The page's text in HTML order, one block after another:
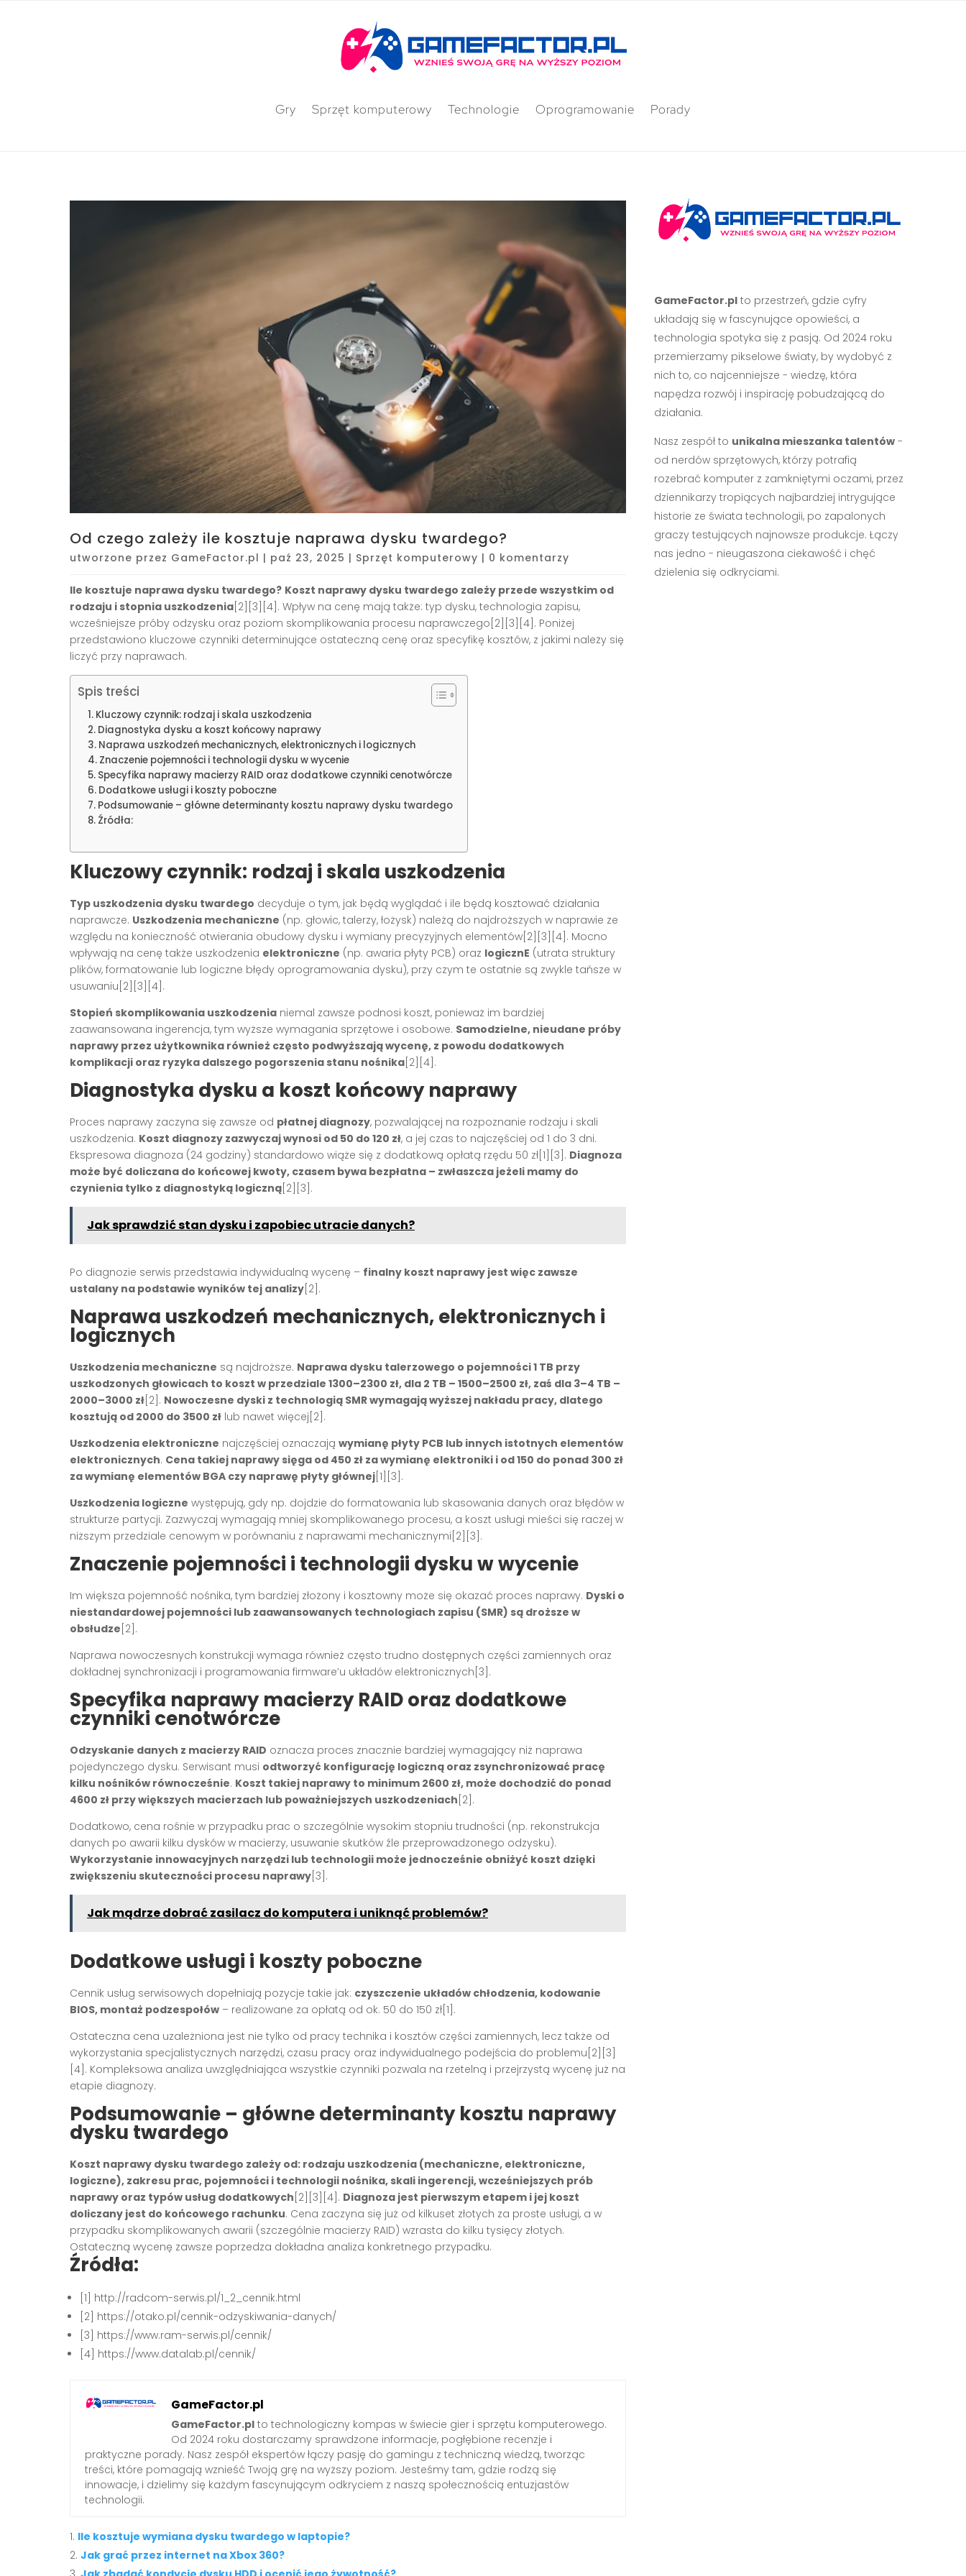
Gry Sprzęt komputerowy Technologie Oprogramowanie Porady
Od czego zależy ile kosztuje naprawa dysku twardego?
utworzone przez GameFactor.pl | paź 23, 2025 | Sprzęt komputerowy | 0 komentarzy
Ile kosztuje naprawa dysku twardego? Koszt naprawy dysku twardego zależy przede wszystkim od
rodzaju i stopnia uszkodzenia[2][3][4]. Wpływ na cenę mają także: typ dysku, technologia zapisu,
wcześniejsze próby odzysku oraz poziom skomplikowania procesu naprawczego[2][3][4]. Poniżej
przedstawiono kluczowe czynniki determinujące ostateczną cenę oraz specyfikę kosztów, z jakimi należy się
liczyć przy naprawach.
Spis treści
Kluczowy czynnik: rodzaj i skala uszkodzenia
Diagnostyka dysku a koszt końcowy naprawy
Naprawa uszkodzeń mechanicznych, elektronicznych i logicznych
Znaczenie pojemności i technologii dysku w wycenie
Specyfika naprawy macierzy RAID oraz dodatkowe czynniki cenotwórcze
Dodatkowe usługi i koszty poboczne
Podsumowanie – główne determinanty kosztu naprawy dysku twardego
Źródła:
Kluczowy czynnik: rodzaj i skala uszkodzenia
Typ uszkodzenia dysku twardego decyduje o tym, jak będą wyglądać i ile będą kosztować działania
naprawcze. Uszkodzenia mechaniczne (np. głowic, talerzy, łożysk) należą do najdroższych w naprawie ze
względu na konieczność otwierania obudowy dysku i wymiany precyzyjnych elementów[2][3][4]. Mocno
wpływają na cenę także uszkodzenia elektroniczne (np. awaria płyty PCB) oraz logicznE (utrata struktury
plików, formatowanie lub logiczne błędy oprogramowania dysku), przy czym te ostatnie są zwykle tańsze w
usuwaniu[2][3][4].
Stopień skomplikowania uszkodzenia niemal zawsze podnosi koszt, ponieważ im bardziej
zaawansowana ingerencja, tym wyższe wymagania sprzętowe i osobowe. Samodzielne, nieudane próby
naprawy przez użytkownika również często podwyższają wycenę, z powodu dodatkowych
komplikacji oraz ryzyka dalszego pogorszenia stanu nośnika[2][4].
Diagnostyka dysku a koszt końcowy naprawy
Proces naprawy zaczyna się zawsze od płatnej diagnozy, pozwalającej na rozpoznanie rodzaju i skali
uszkodzenia. Koszt diagnozy zazwyczaj wynosi od 50 do 120 zł, a jej czas to najczęściej od 1 do 3 dni.
Ekspresowa diagnoza (24 godziny) standardowo wiąże się z dodatkową opłatą rzędu 50 zł[1][3]. Diagnoza
może być doliczana do końcowej kwoty, czasem bywa bezpłatna – zwłaszcza jeżeli mamy do
czynienia tylko z diagnostyką logiczną[2][3].
Jak sprawdzić stan dysku i zapobiec utracie danych?
Po diagnozie serwis przedstawia indywidualną wycenę – finalny koszt naprawy jest więc zawsze
ustalany na podstawie wyników tej analizy[2].
Naprawa uszkodzeń mechanicznych, elektronicznych i
logicznych
Uszkodzenia mechaniczne są najdroższe. Naprawa dysku talerzowego o pojemności 1 TB przy
uszkodzonych głowicach to koszt w przedziale 1300–2300 zł, dla 2 TB – 1500–2500 zł, zaś dla 3–4 TB –
2000–3000 zł[2]. Nowoczesne dyski z technologią SMR wymagają wyższej nakładu pracy, dlatego
kosztują od 2000 do 3500 zł lub nawet więcej[2].
Uszkodzenia elektroniczne najczęściej oznaczają wymianę płyty PCB lub innych istotnych elementów
elektronicznych. Cena takiej naprawy sięga od 450 zł za wymianę elektroniki i od 150 do ponad 300 zł
za wymianę elementów BGA czy naprawę płyty głównej[1][3].
Uszkodzenia logiczne występują, gdy np. dojdzie do formatowania lub skasowania danych oraz błędów w
strukturze partycji. Zazwyczaj wymagają mniej skomplikowanego procesu, a koszt usługi mieści się raczej w
niższym przedziale cenowym w porównaniu z naprawami mechanicznymi[2][3].
Znaczenie pojemności i technologii dysku w wycenie
Im większa pojemność nośnika, tym bardziej złożony i kosztowny może się okazać proces naprawy. Dyski o
niestandardowej pojemności lub zaawansowanych technologiach zapisu (SMR) są droższe w
obsłudze [2].
Naprawa nowoczesnych konstrukcji wymaga również często trudno dostępnych części zamiennych oraz
dokładnej synchronizacji i programowania firmware’u układów elektronicznych[3].
Specyfika naprawy macierzy RAID oraz dodatkowe
czynniki cenotwórcze
Odzyskanie danych z macierzy RAID oznacza proces znacznie bardziej wymagający niż naprawa
pojedynczego dysku. Serwisant musi odtworzyć konfigurację logiczną oraz zsynchronizować pracę
kilku nośników równocześnie. Koszt takiej naprawy to minimum 2600 zł, może dochodzić do ponad
4600 zł przy większych macierzach lub poważniejszych uszkodzeniach [2].
Dodatkowo, cena rośnie w przypadku prac o szczególnie wysokim stopniu trudności (np. rekonstrukcja
danych po awarii kilku dysków w macierzy, usuwanie skutków źle przeprowadzonego odzysku).
Wykorzystanie innowacyjnych narzędzi lub technologii może jednocześnie obniżyć koszt dzięki
zwiększeniu skuteczności procesu naprawy[3].
Jak mądrze dobrać zasilacz do komputera i uniknąć problemów?
Dodatkowe usługi i koszty poboczne
Cennik usług serwisowych dopełniają pozycje takie jak: czyszczenie układów chłodzenia, kodowanie
BIOS, montaż podzespołów – realizowane za opłatą od ok. 50 do 150 zł[1].
Ostateczna cena uzależniona jest nie tylko od pracy technika i kosztów części zamiennych, lecz także od
wykorzystania specjalistycznych narzędzi, czasu pracy oraz indywidualnego podejścia do problemu[2][3]
[4]. Kompleksowa analiza uwzględniająca wszystkie czynniki pozwala na rzetelną i przejrzystą wycenę już na
etapie diagnozy.
Podsumowanie – główne determinanty kosztu naprawy
dysku twardego
Koszt naprawy dysku twardego zależy od: rodzaju uszkodzenia (mechaniczne, elektroniczne,
logiczne), zakresu prac, pojemności i technologii nośnika, skali ingerencji, wcześniejszych prób
naprawy oraz typów usług dodatkowych [2][3][4]. Diagnoza jest pierwszym etapem i jej koszt
doliczany jest do końcowego rachunku. Cena zaczyna się już od kilkuset złotych za proste usługi, a w
przypadku skomplikowanych awarii (szczególnie macierzy RAID) wzrasta do kilku tysięcy złotych.
Ostateczną wycenę zawsze poprzedza dokładna analiza konkretnego przypadku.
Źródła:
[1] http://radcom-serwis.pl/1_2_cennik.html
[2] https://otako.pl/cennik-odzyskiwania-danych/
[3] https://www.ram-serwis.pl/cennik/
[4] https://www.datalab.pl/cennik/
GameFactor.pl
GameFactor.pl to technologiczny kompas w świecie gier i sprzętu komputerowego.
Od 2024 roku dostarczamy sprawdzone informacje, pogłębione recenzje i
praktyczne porady. Nasz zespół ekspertów łączy pasję do gamingu z techniczną wiedzą, tworząc
treści, które pomagają wznieść Twoją grę na wyższy poziom. Jesteśmy tam, gdzie rodzą się
innowacje, i dzielimy się każdym fascynującym odkryciem z naszą społecznością entuzjastów
technologii.
Ile kosztuje wymiana dysku twardego w laptopie?
Jak grać przez internet na Xbox 360?
GameFactor.plto przestrzeń, gdzie cyfry
układają się w fascynujące opowieści, a
technologia spotyka się z pasją. Od 2024 roku
przemierzamy pikselowe światy, by wydobyć z
nich to, co najcenniejsze - wiedzę, która
napędza rozwój i inspirację pobudzającą do
działania.
Nasz zespół to unikalna mieszanka talentów-
od nerdów sprzętowych, którzy potrafią
rozebrać komputer z zamkniętymi oczami, przez
dziennikarzy tropiących najbardziej intrygujące
historie ze świata technologii, po zapalonych
graczy testujących najnowsze produkcje. Łączy
nas jedno - nieugaszona ciekawość i chęć
dzielenia się odkryciami.